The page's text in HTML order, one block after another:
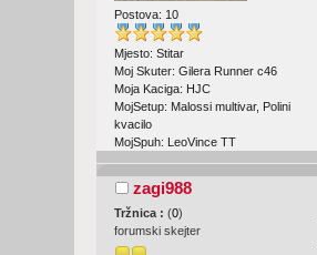
Postova: 10
Mjesto: Stitar
Moj Skuter: Gilera Runner c46
Moja Kaciga: HJC
MojSetup: Malossi multivar, Polini
kvacilo
MojSpuh: LeoVince TT
zagi988
Tržnica :(0)
forumski skejter